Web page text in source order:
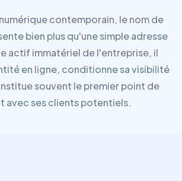
contemporain, le nom de
bien plus qu'une simple adresse
actif immatériel de l'entreprise, il
en ligne, conditionne sa visibilité
souvent le premier point de
avec ses clients potentiels.